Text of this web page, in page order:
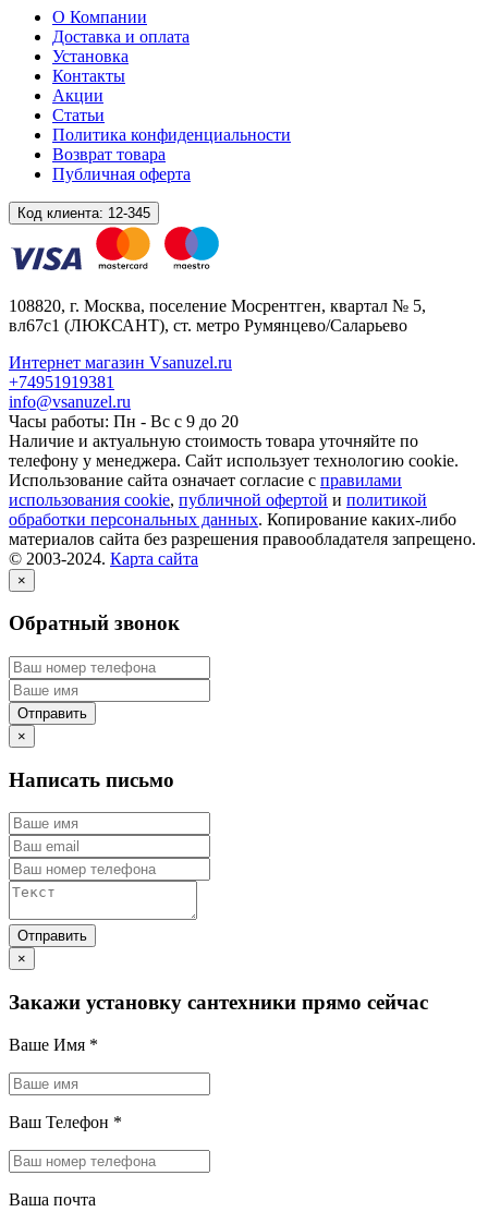
О Компании
Доставка и оплата
Установка
Контакты
Акции
Статьи
Политика конфиденциальности
Возврат товара
Публичная оферта
Код клиента: 12-345
108820, г. Москва, поселение Мосрентген, квартал № 5,
вл67с1 (ЛЮКСАНТ), ст. метро Румянцево/Саларьево
Интернет магазин Vsanuzel.ru
+74951919381
info@vsanuzel.ru
Часы работы: Пн - Вс с 9 до 20
Наличие и актуальную стоимость товара уточняйте по
телефону у менеджера. Сайт использует технологию cookie.
Использование сайта означает согласие с правилами
использования cookie, публичной офертой и политикой
обработки персональных данных. Копирование каких-либо
материалов сайта без разрешения правообладателя запрещено.
© 2003-2024. Карта сайта
×
Обратный звонок
×
Написать письмо
×
Закажи установку сантехники прямо сейчас
Ваше Имя *
Ваш Телефон *
Ваша почта